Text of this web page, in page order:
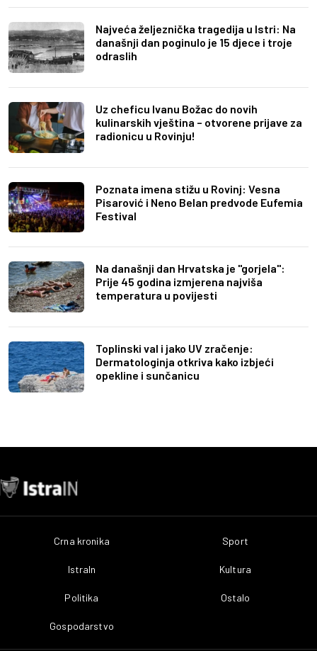
Najveća željeznička tragedija u Istri: Na
današnji dan poginulo je 15 djece i troje
odraslih
Uz cheficu Ivanu Božac do novih
kulinarskih vještina – otvorene prijave za
radionicu u Rovinju!
Poznata imena stižu u Rovinj: Vesna
Pisarović i Neno Belan predvode Eufemia
Festival
Na današnji dan Hrvatska je "gorjela":
Prije 45 godina izmjerena najviša
temperatura u povijesti
Toplinski val i jako UV zračenje:
Dermatologinja otkriva kako izbjeći
opekline i sunčanicu
Crna kronika
IstraIn
Politika
Gospodarstvo
Sport
Kultura
Ostalo